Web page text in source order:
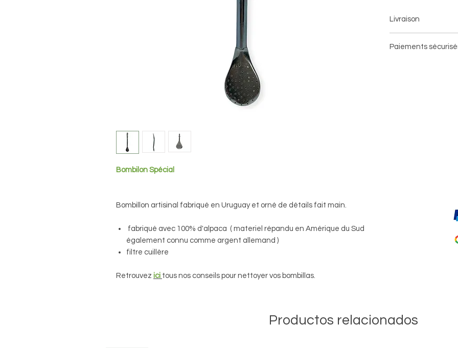
Bombilon Spécial
Bombillon artisinal fabriqué en Uruguay et orné de détails fait main.
fabriqué avec 100% d'alpaca ( materiel répandu en Amérique du Sud
également connu comme argent allemand )
filtre cuillère
Retrouvez ici tous nos conseils pour nettoyer vos bombillas.
Livraison
Livraison en
Paiements
Productos relacionados